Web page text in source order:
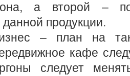
а второй –
продукции.
– план на
кафе
следует